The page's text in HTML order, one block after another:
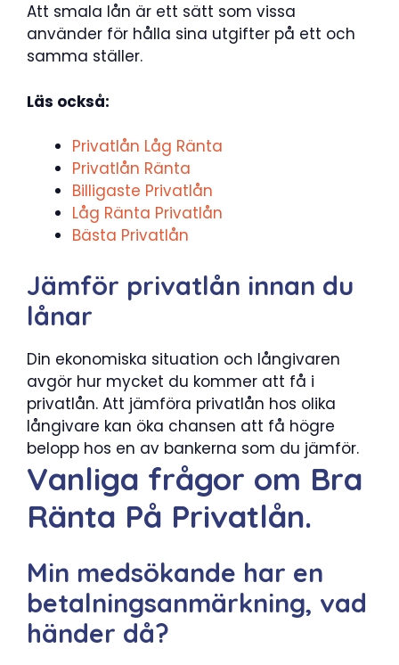
Att smala lån är ett sätt som vissa
använder för hålla sina utgifter på ett och
samma ställer.
Läs också:
Privatlån Låg Ränta
Privatlån Ränta
Billigaste Privatlån
Låg Ränta Privatlån
Bästa Privatlån
Jämför privatlån innan du
lånar
Din ekonomiska situation och långivaren
avgör hur mycket du kommer att få i
privatlån. Att jämföra privatlån hos olika
långivare kan öka chansen att få högre
belopp hos en av bankerna som du jämför.
Vanliga frågor om Bra
Ränta På Privatlån.
Min medsökande har en
betalningsanmärkning, vad
händer då?